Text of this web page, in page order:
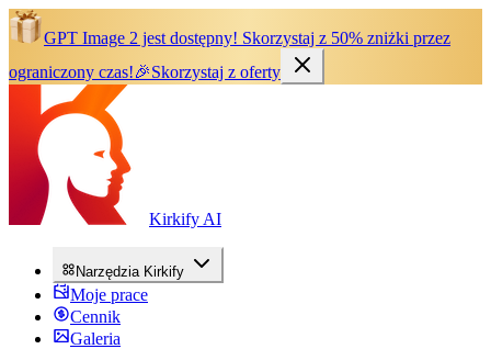
GPT Image 2 jest dostępny! Skorzystaj z 50% zniżki przez
ograniczony czas!🎉Skorzystaj z oferty
Kirkify AI
Narzędzia Kirkify
Moje prace
Cennik
Galeria